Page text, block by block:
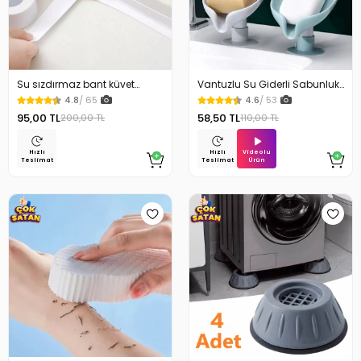
Su sızdırmaz bant küvet
Tezgah tamir bandı
4.8/ 65
95,00 TL200,00 TL
Hızlı
Teslimat
Vantuzlu Su Giderli Sabunluk
Kaymaz 4.6/ 53
58,50 TL110,00 TL
Hızlı
Teslimat
Videolu
Ürün